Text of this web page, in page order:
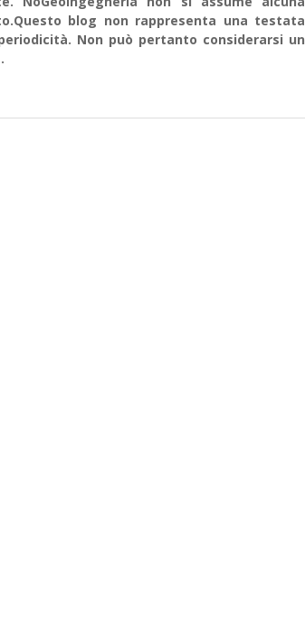
blog non rappresenta una testata
Non può pertanto considerarsi un